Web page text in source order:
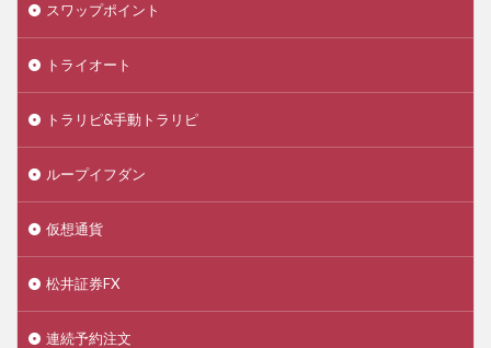
スワップポイント
トライオート
トラリピ&手動トラリピ
ループイフダン
仮想通貨
松井証券FX
連続予約注文